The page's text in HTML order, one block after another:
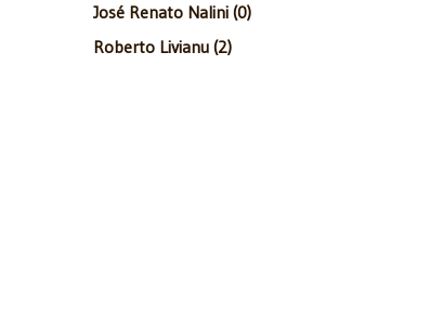
José Renato Nalini (0)
Roberto Livianu (2)